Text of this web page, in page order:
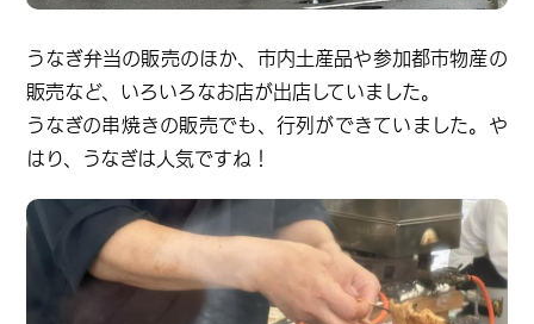
うなぎ弁当の販売のほか、市内土産品や参加都市物産の
販売など、いろいろなお店が出店していました。
うなぎの串焼きの販売でも、行列ができていました。や
はり、うなぎは人気ですね！